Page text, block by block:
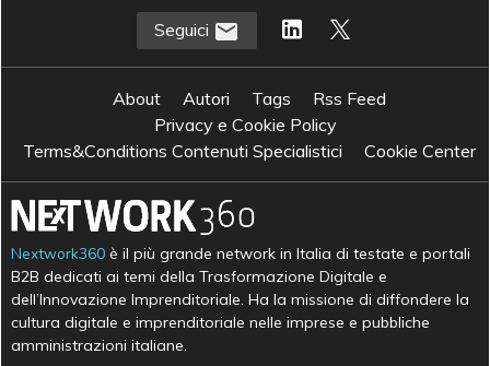
Seguici
About Autori Tags
Rss Feed
Privacy e Cookie Policy
Terms&Conditions Contenuti Specialistici
Cookie Center
Nextwork360 è il più grande network in Italia di testate e portali
B2B dedicati ai temi della Trasformazione Digitale e
dell’Innovazione Imprenditoriale. Ha la missione di diffondere la
cultura digitale e imprenditoriale nelle imprese e pubbliche
amministrazioni italiane.